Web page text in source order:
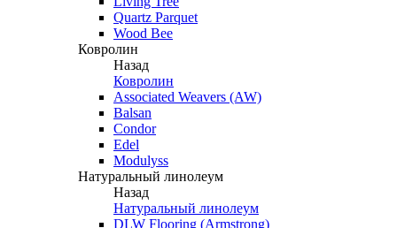
Quartz Parquet
Wood Bee
Ковролин
Назад
Ковролин
Associated Weavers (AW)
Balsan
Condor
Edel
Modulyss
Натуральный линолеум
Назад
Натуральный линолеум
DLW Flooring (Armstrong)